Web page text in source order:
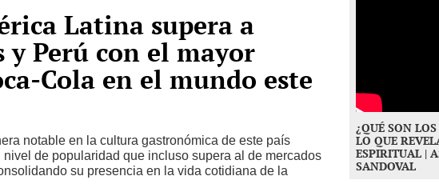
Latina supera a
y Perú con el mayor
Cola en el mundo este
notable en la cultura gastronómica de este país
de popularidad que incluso supera al de mercados
su presencia en la vida cotidiana de la
¿QUÉ SON
LO QUE
ESPIRITUAL |
SANDOVAL